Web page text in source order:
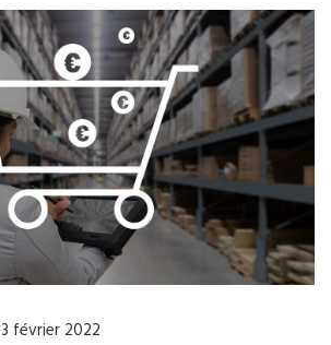
3 février 2022